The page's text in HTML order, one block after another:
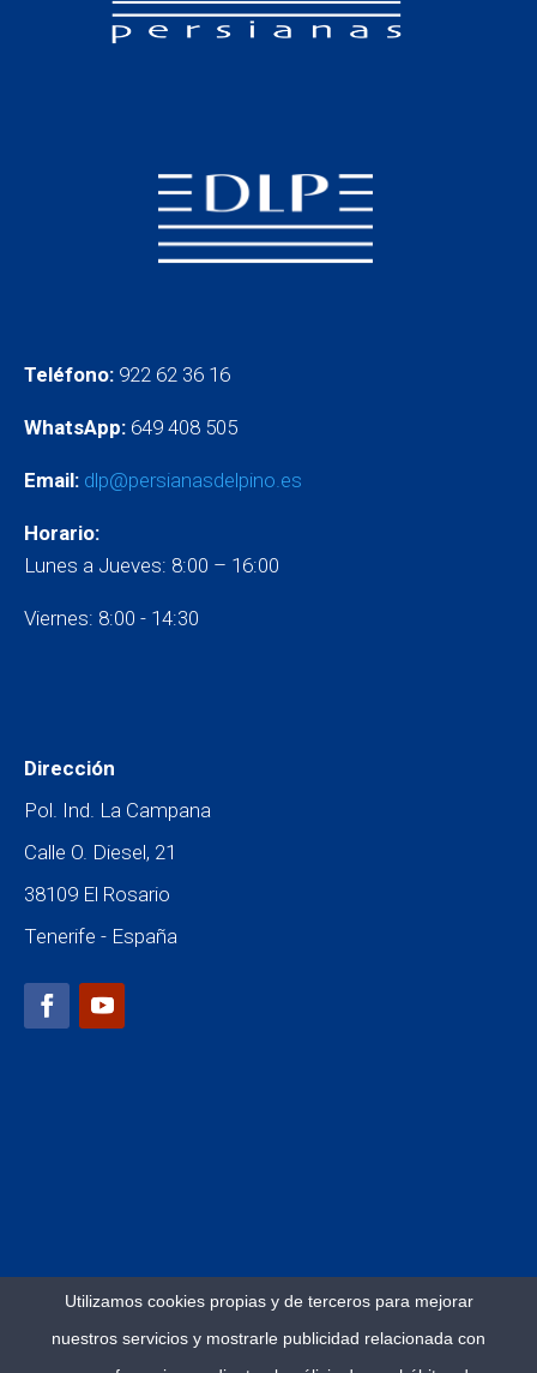
Teléfono: 922 62 36 16
WhatsApp: 649 408 505
Email: dlp@persianasdelpino.es
Horario:
Lunes a Jueves: 8:00 – 16:00
Viernes: 8:00 - 14:30
Dirección
Pol. Ind. La Campana
Calle O. Diesel, 21
38109 El Rosario
Tenerife - España
Utilizamos cookies propias y de terceros para mejorar
nuestros servicios y mostrarle publicidad relacionada con